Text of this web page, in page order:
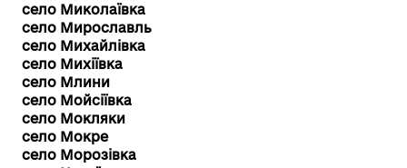
село Миколаївка
село Мирославль
село Михайлівка
село Михіївка
село Млини
село Мойсіївка
село Мокляки
село Мокре
село Морозівка